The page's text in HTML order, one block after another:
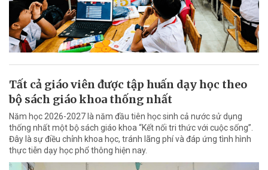
Tất cả giáo viên được tập huấn dạy học theo
bộ sách giáo khoa thống nhất
Năm học 2026-2027 là năm đầu tiên học sinh cả nước sử dụng
thống nhất một bộ sách giáo khoa “Kết nối tri thức với cuộc sống”.
Đây là sự điều chỉnh khoa học, tránh lãng phí và đáp ứng tình hình
thực tiễn dạy học phổ thông hiện nay.